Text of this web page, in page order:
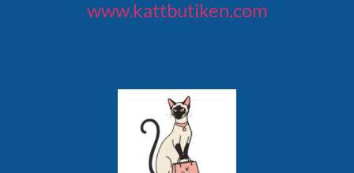
www.kattbutiken.com